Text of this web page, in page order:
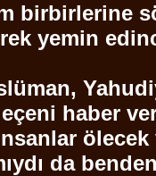
birbirlerine
yemin
haber
da